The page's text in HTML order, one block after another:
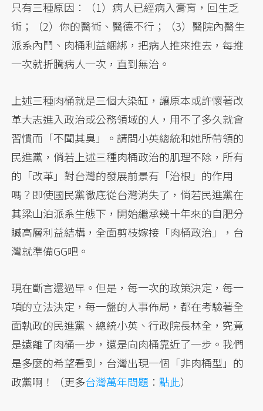
只有三種原因：（1）病人已經病入膏肓，回生乏
術；（2）你的醫術、醫德不行；（3）醫院內醫生
派系內鬥、肉桶利益綑綁，把病人推來推去，每推
一次就折騰病人一次，直到無治。
上述三種肉桶就是三個大染缸，讓原本或許懷著改
革大志進入政治或公務領域的人，用不了多久就會
習慣而「不聞其臭」。請問小英總統和她所帶領的
民進黨，倘若上述三種肉桶政治的肌理不除，所有
的「改革」對台灣的發展前景有「治根」的作用
嗎？即使國民黨徹底從台灣消失了，倘若民進黨在
其梁山泊派系生態下，開始繼承幾十年來的自肥分
贓高層利益結構，全面剪枝嫁接「肉桶政治」，台
灣就準備GG吧。
現在斷言還過早。但是，每一次的政策決定，每一
項的立法決定，每一盤的人事佈局，都在考驗著全
面執政的民進黨、總統小英、行政院長林全，究竟
是遠離了肉桶一步，還是向肉桶靠近了一步。我們
是多麼的希望看到，台灣出現一個「非肉桶型」的
政黨啊！（更多台灣萬年問題 ： 點此）